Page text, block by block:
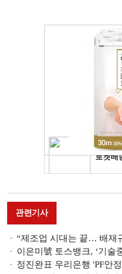
관련기사
“제조업 시대는 끝… 배재규 사
이은미號 토스뱅크, ‘기술중심 경영’ 결실…
정진완표 우리은행 'PF안정화 펀드',